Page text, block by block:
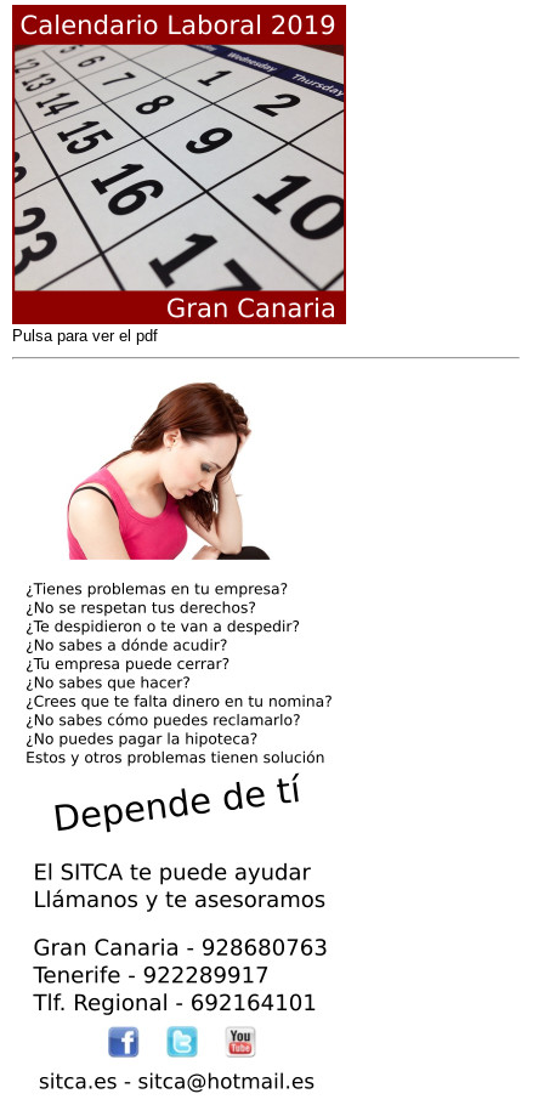
Pulsa para ver el pdf